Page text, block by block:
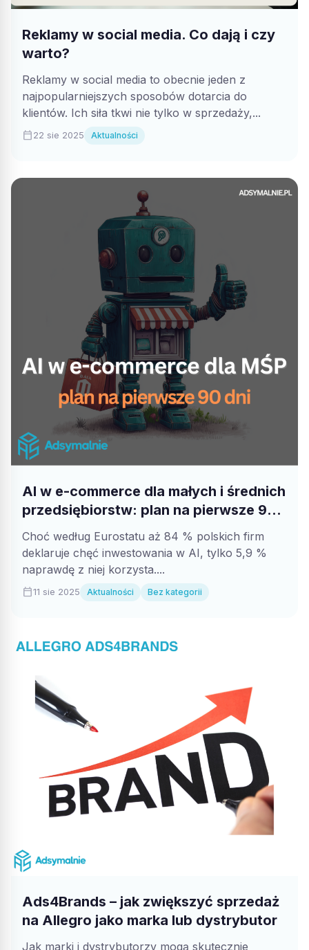
Reklamy w social media. Co dają i czy
warto?
Reklamy w social media to obecnie jeden z
najpopularniejszych sposobów dotarcia do
klientów. Ich siła tkwi nie tylko w sprzedaży,...
calendar_today22 sie 2025 Aktualności
AI w e-commerce dla małych i średnich
przedsiębiorstw: plan na pierwsze 90
dni
Choć według Eurostatu aż 84 % polskich firm
deklaruje chęć inwestowania w AI, tylko 5,9 %
naprawdę z niej korzysta....
calendar_today11 sie 2025 Aktualności Bez kategorii
Ads4Brands – jak zwiększyć sprzedaż
na Allegro jako marka lub dystrybutor
Jak marki i dystrybutorzy mogą skutecznie